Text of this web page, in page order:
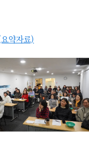
약자료)